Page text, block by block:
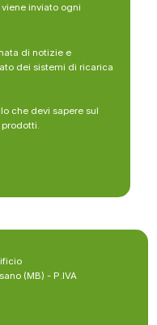
inviato ogni
di notizie e
dei sistemi di ricarica
che devi sapere sul
(MB) - P.IVA